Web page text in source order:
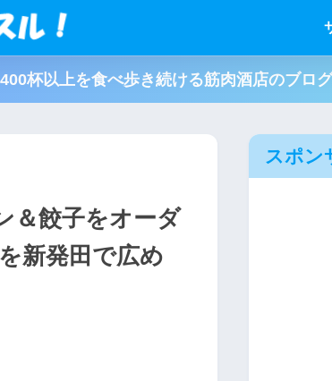
杯以上を食べ歩き続ける筋肉酒店のブログ
＆餃子をオーダ
新発田で広め
スポン